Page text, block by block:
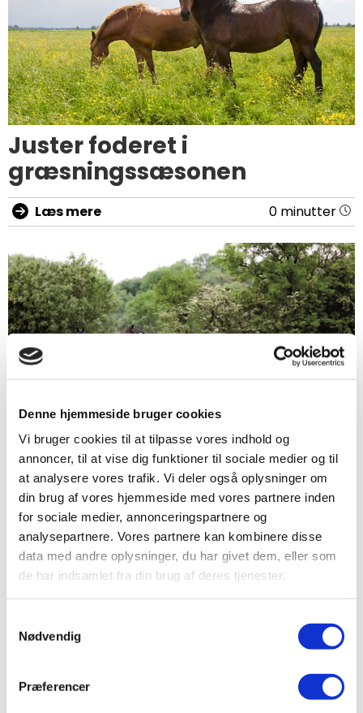
Denne hjemmeside bruger cookies
Vi bruger cookies til at tilpasse vores indhold og
annoncer, til at vise dig funktioner til sociale medier og til
at analysere vores trafik. Vi deler også oplysninger om
din brug af vores hjemmeside med vores partnere inden
for sociale medier, annonceringspartnere og
analysepartnere. Vores partnere kan kombinere disse
data med andre oplysninger, du har givet dem, eller som
de har indsamlet fra din brug af deres tjenester.
Nødvendig
Præferencer
Juster foderet i
græsningssæsonen
Læs mere 0 minutter
Forårs tips
Læs mere 0 minutter
Læs mere her